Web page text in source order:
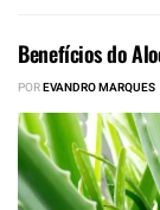
Benefícios do
POREVANDRO MARQUES